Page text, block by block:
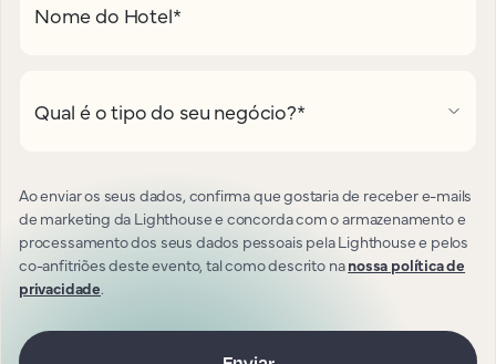
Nome do Hotel*
Qual é o tipo do seu negócio?*
Ao enviar os seus dados, confirma que gostaria de receber e-mails
de marketing da Lighthouse e concorda com o armazenamento e
processamento dos seus dados pessoais pela Lighthouse e pelos
co-anfitriões deste evento, tal como descrito nanossa política de
privacidade.